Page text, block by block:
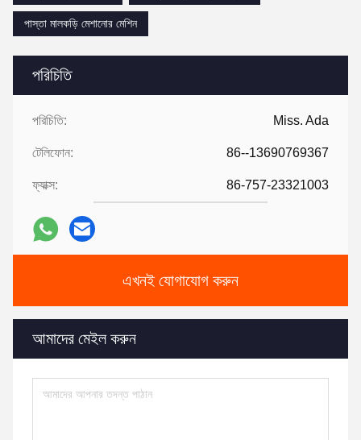
পরিচিতি
পরিচিতি: Miss. Ada
টেলিফোন: 86--13690769367
ফ্যাক্স: 86-757-23321003
এখনই যোগাযোগ করুন
আমাদের মেইল ​​করুন
পাস্তা মালকড়ি মেশানোর মেশিন